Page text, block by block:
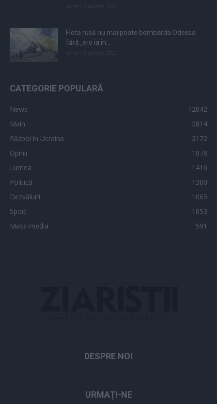
Flota rusă nu mai poate bombarda Odessa
fără „s-o ia în...
CATEGORIE POPULARĂ
News
12042
Main
2814
Război în Ucraina
2172
Opinii
1878
Lumea
1416
Politică
1300
Dezvăluiri
1065
Sport
1053
Mass-media
591
DESPRE NOI
URMAȚI-NE